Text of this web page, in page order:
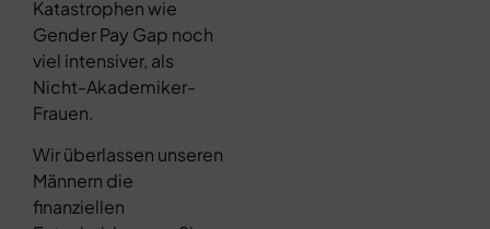
Katastrophen wie
Gender Pay Gap noch
viel intensiver, als
Nicht-Akademiker-
Frauen.
Wir überlassen unseren
Männern die
finanziellen